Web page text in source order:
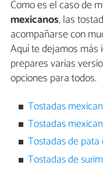
Como es el caso de
mexicanos, las
acompañarse con
Aquí te dejamos
prepares varias
opciones para todos.
Tostadas
Tostadas
Tostadas de pata
Tostadas de